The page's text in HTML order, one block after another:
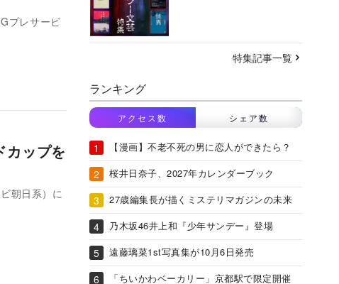
プレサービ
ップを
朝日系）に
特集記事一覧
ランキング
アクセス数 シェア数
【漫画】不老不死の男に恋人ができたら？
桜井日奈子、2027年カレンダーブック
27歳編集長が描くミステリマガジンの未来
乃木坂46井上和『少年サンデー』登場
遠藤璃菜1st写真集が10月6日発売
「ちいかわベーカリー」京都駅で限定開催